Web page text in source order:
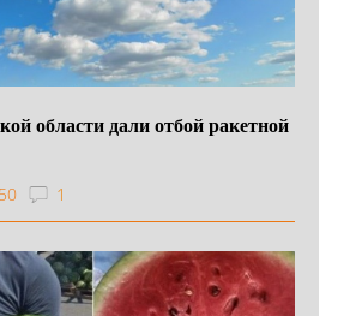
области дали отбой ракетной
1